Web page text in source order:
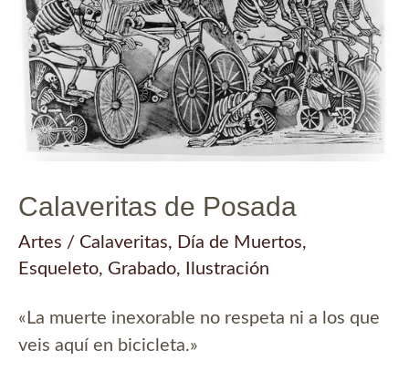
Calaveritas de Posada
Artes / Calaveritas, Día de Muertos,
Esqueleto, Grabado, Ilustración
«La muerte inexorable no respeta ni a los que
veis aquí en bicicleta.»